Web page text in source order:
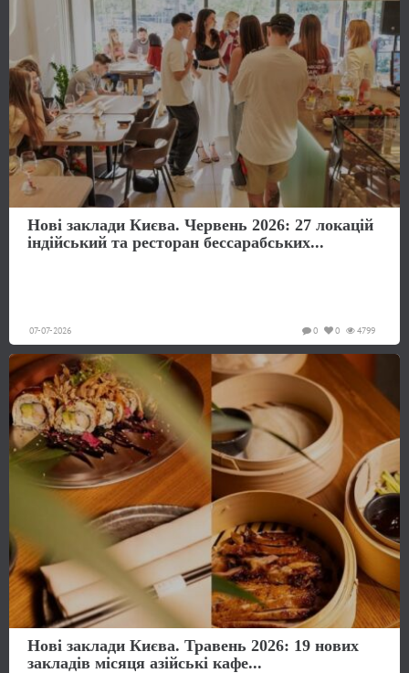
Нові заклади Києва. Червень 2026: 27 локацій
індійський та ресторан бессарабських...
07-07-2026 4799
0
0
Нові заклади Києва. Травень 2026: 19 нових
закладів місяця азійські кафе...